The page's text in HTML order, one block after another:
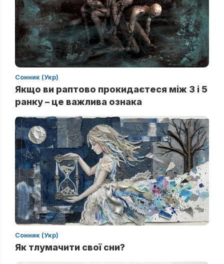
Сонник (Укр)
Якщо ви раптово прокидаєтеся між 3 і 5
ранку – це важлива ознака
Сонник (Укр)
Як тлумачити свої сни?